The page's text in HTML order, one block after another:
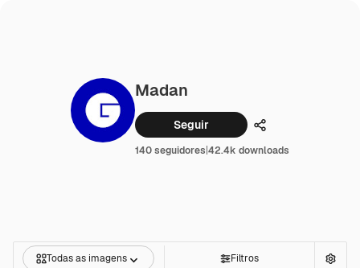
Madan
Seguir Compartilhar
140 seguidores|42.4k downloads
Todas as imagens Filtros